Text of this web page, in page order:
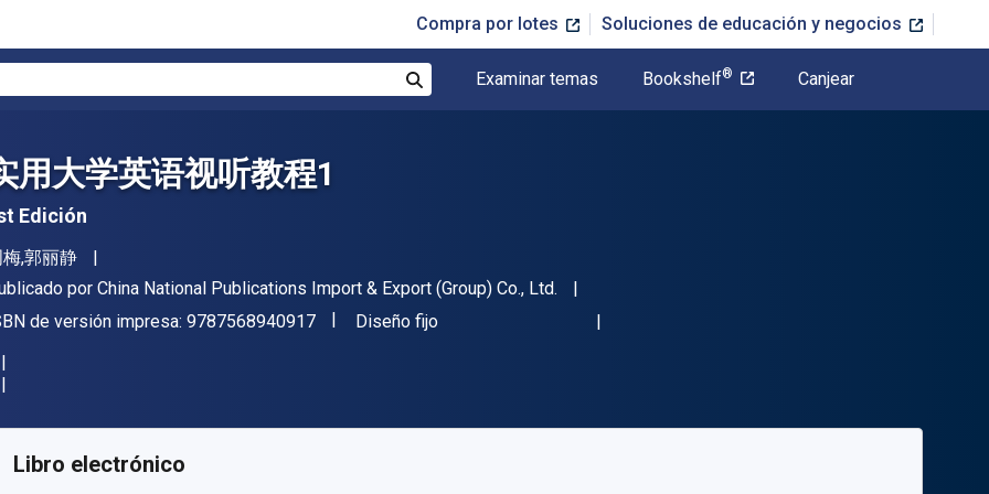
Compra por lotes Soluciones de educación y negocios
Examinar temas Bookshelf® Canjear
用大学英语视听教程1
Edición
梅,郭丽静
por China National Publications Import & Export (Group) Co., Ltd.
de versión impresa: 9787568940917"ISBN-13 9787568940917"
Formato
Diseño fijo
Libro electrónico